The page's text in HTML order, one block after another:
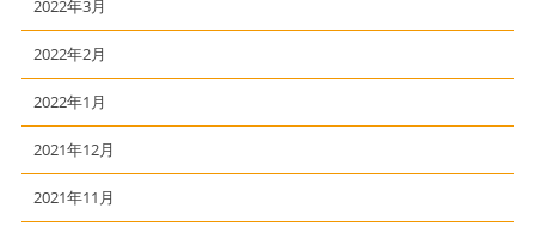
2022年3月
2022年2月
2022年1月
2021年12月
2021年11月